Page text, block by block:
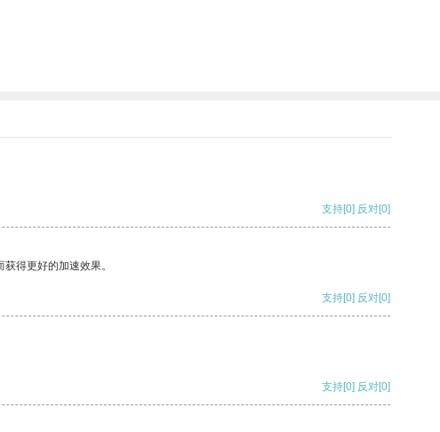
支持[0] 反对[0]
得更好的加速效果。
支持[0] 反对[0]
支持[0] 反对[0]